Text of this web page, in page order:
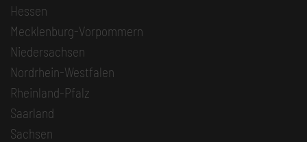
Hessen
Mecklenburg-Vorpommern
Niedersachsen
Nordrhein-Westfalen
Rheinland-Pfalz
Saarland
Sachsen